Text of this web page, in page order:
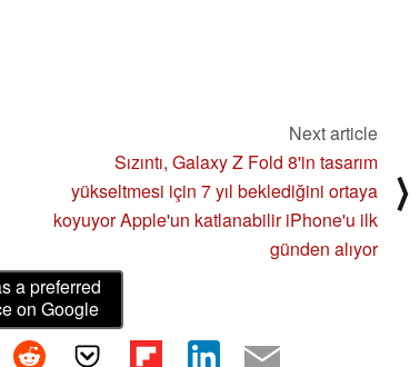
Next article
Sızıntı, Galaxy Z Fold 8'in tasarım
yükseltmesi için 7 yıl beklediğini ortaya
koyuyor Apple'un katlanabilir iPhone'u ilk
günden alıyor
⟩
a preferred
on Google